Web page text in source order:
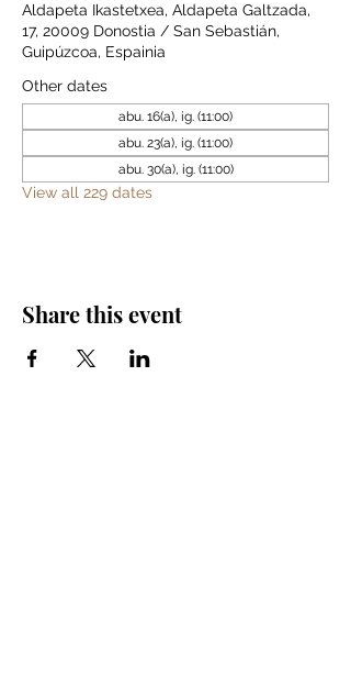
Aldapeta Ikastetxea, Aldapeta Galtzada,
17, 20009 Donostia / San Sebastián,
Guipúzcoa, Espainia
Other dates
abu. 16(a), ig. (11:00)
abu. 23(a), ig. (11:00)
abu. 30(a), ig. (11:00)
View all 229 dates
Share this event